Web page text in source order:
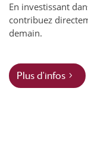
En investissant
contribuez
demain.
Plus d'infos